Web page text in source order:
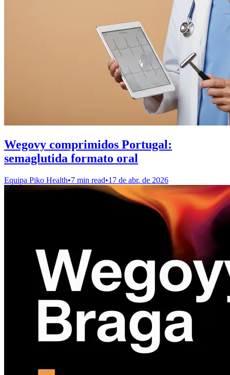
Wegovy comprimidos Portugal:
semaglutida formato oral
Equipa Piko Health•7 min read•17 de abr. de 2026